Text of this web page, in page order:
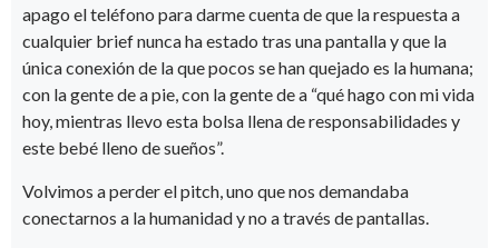
apago el teléfono para darme cuenta de que la respuesta a
cualquier brief nunca ha estado tras una pantalla y que la
única conexión de la que pocos se han quejado es la humana;
con la gente de a pie, con la gente de a “qué hago con mi vida
hoy, mientras llevo esta bolsa llena de responsabilidades y
este bebé lleno de sueños”.
Volvimos a perder el pitch, uno que nos demandaba
conectarnos a la humanidad y no a través de pantallas.